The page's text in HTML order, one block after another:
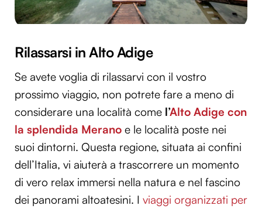
Rilassarsi in Alto Adige
Se avete voglia di rilassarvi con il vostro
prossimo viaggio, non potrete fare a meno di
considerare una località come l’Alto Adige con
la splendida Merano e le località poste nei
suoi dintorni. Questa regione, situata ai confini
dell’Italia, vi aiuterà a trascorrere un momento
di vero relax immersi nella natura e nel fascino
dei panorami altoatesini. I viaggi organizzati per